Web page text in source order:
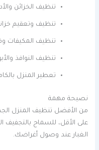
تنظيف الخزائن
تنظيف وتعقيم
تنظيف المكيفات
تنظيف النوافذ
تعطير المنزل
نصيحة مهمة
من الأفضل تنظيف المنزل
على الأقل، للسماح
الغبار عند وصول أغراضك.